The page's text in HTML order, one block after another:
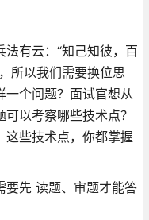
有云：“知己知彼，百
所以我们需要换位思
个问题？面试官想从
以考察哪些技术点？
这些技术点，你都掌握
要先 读题、审题才能答